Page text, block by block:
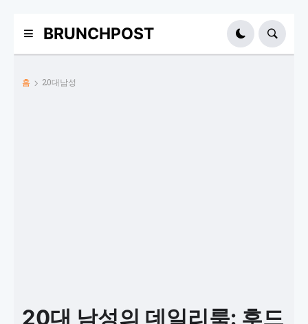
BRUNCHPOST
홈 20대남성
20대 남성의 데일리룩: 후드